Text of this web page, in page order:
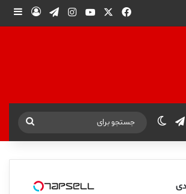
فیس بوکیوتیوباینستاگرام
تلگرامورود
تلگرامتغییر پوسته
جستجو
برای